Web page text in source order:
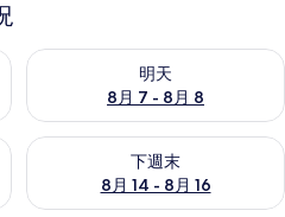
況
明天
8月 7 - 8月 8
查看明天 (8月 7 - 8月 8) 的供
情況
下週末
8月 14 - 8月 16
查看下週末 (8月 14 - 8月 16)